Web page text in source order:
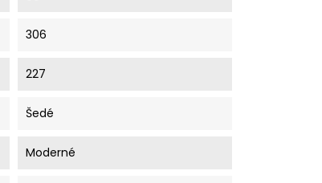
306
227
Šedé
Moderné